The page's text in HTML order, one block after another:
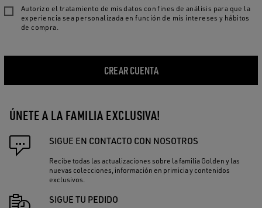
Autorizo el tratamiento de mis datos con fines de análisis para que la
experiencia sea personalizada en función de mis intereses y hábitos
de compra.
CREAR CUENTA
ÚNETE A LA FAMILIA EXCLUSIVA!
SIGUE EN CONTACTO CON NOSOTROS
Recibe todas las actualizaciones sobre la familia Golden y las
nuevas colecciones, información en primicia y contenidos
exclusivos.
SIGUE TU PEDIDO